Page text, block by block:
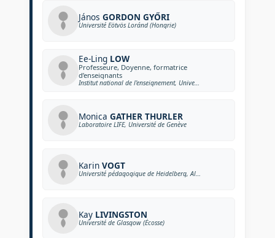
János GORDON GYŐRI
Université Eötvös Loránd (Hongrie)
Ee-Ling LOW
Professeure, Doyenne, formatrice
d’enseignants
Institut national de l’enseignement, Université technologique de Nanyang (Singapour)
Monica GATHER THURLER
Laboratoire LIFE, Université de Genève
Karin VOGT
Université pédagogique de Heidelberg, Allemagne
Kay LIVINGSTON
Université de Glasgow (Écosse)